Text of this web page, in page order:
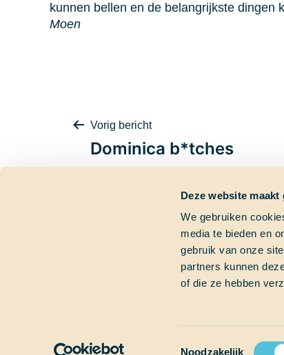
Deze website
We gebruiken
media te bieden en
gebruik van onze
partners kunnen
of die ze hebben
Toestemmingsselectie
Noodzakelijk
kunnen bellen en de belangrijkste dingen
Moen
Bericht
navigatie
Vorig bericht
Dominica b*tches
Dringende
Heb je een
Bel gerust of